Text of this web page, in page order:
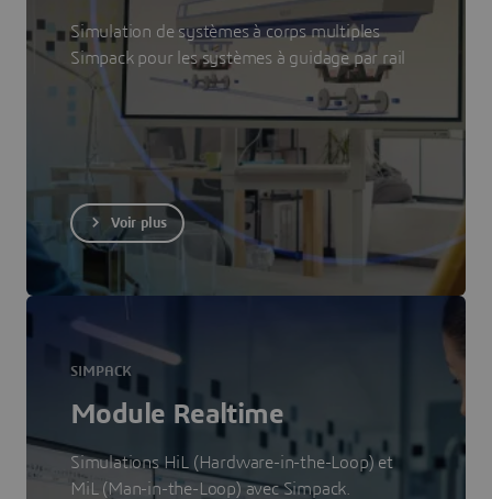
Simulation de systèmes à corps multiples
Simpack pour les systèmes à guidage par rail
Voir plus
SIMPACK
Module Realtime
Simulations HiL (Hardware-in-the-Loop) et
MiL (Man-in-the-Loop) avec Simpack.